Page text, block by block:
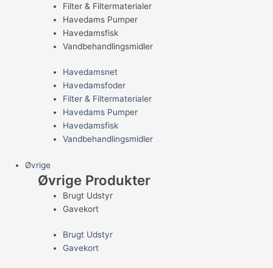
Filter & Filtermaterialer
Havedams Pumper
Havedamsfisk
Vandbehandlingsmidler
Havedamsnet
Havedamsfoder
Filter & Filtermaterialer
Havedams Pumper
Havedamsfisk
Vandbehandlingsmidler
Øvrige
Øvrige Produkter
Brugt Udstyr
Gavekort
Brugt Udstyr
Gavekort